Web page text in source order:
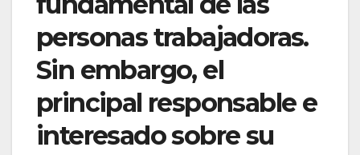
personas trabajadoras.
Sin embargo, el
principal responsable e
interesado sobre su